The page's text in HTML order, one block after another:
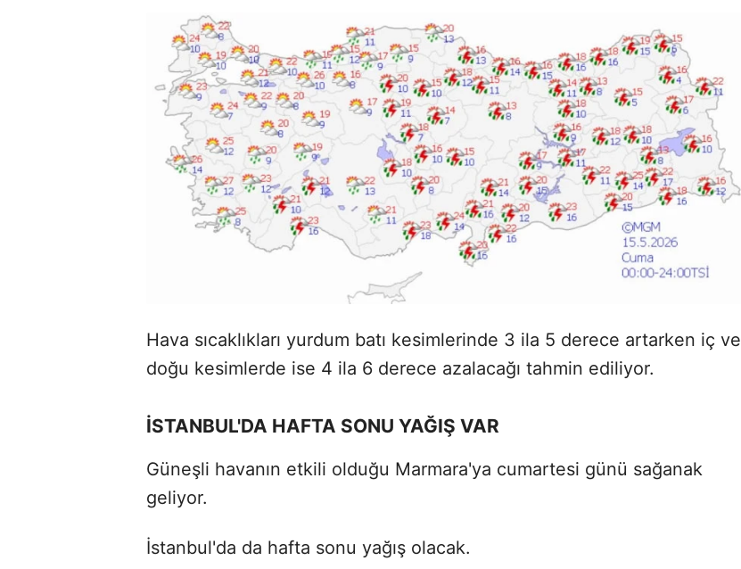
Hava sıcaklıkları yurdum batı kesimlerinde 3 ila 5 derece artarken iç ve
doğu kesimlerde ise 4 ila 6 derece azalacağı tahmin ediliyor.
İSTANBUL'DA HAFTA SONU YAĞIŞ VAR
Güneşli havanın etkili olduğu Marmara'ya cumartesi günü sağanak
geliyor.
İstanbul'da da hafta sonu yağış olacak.